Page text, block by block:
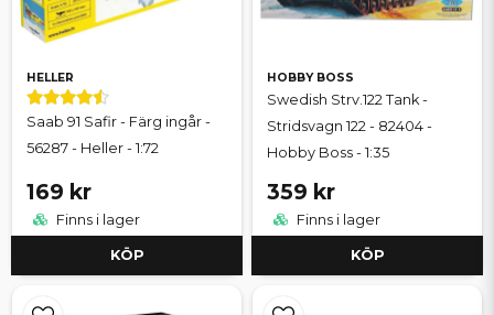
HELLER
Saab 91 Safir - Färg ingår -
56287 - Heller - 1:72
169 kr
Finns i lager
KÖP
HOBBY BOSS
Swedish Strv.122 Tank -
Stridsvagn 122 - 82404 -
Hobby Boss - 1:35
359 kr
Finns i lager
KÖP